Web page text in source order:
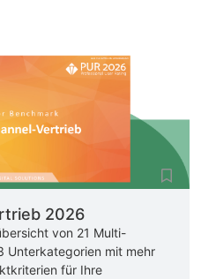
2026
von 21 Multi-
Unterkategorien mit mehr
für Ihre